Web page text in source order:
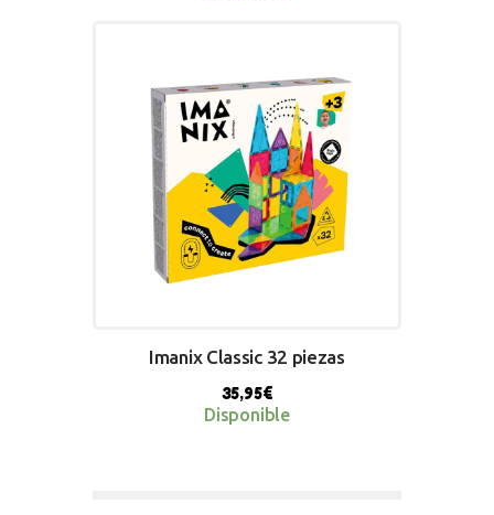
Imanix Classic 32 piezas
35,95€
Disponible